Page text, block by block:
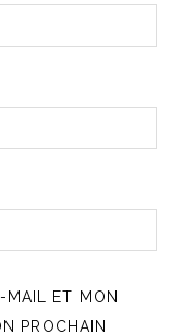
MAIL ET MON
PROCHAIN